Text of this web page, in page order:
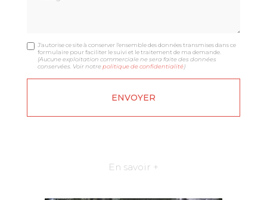
J'autorise ce site à conserver l'ensemble des données transmises dans ce
formulaire pour faciliter le suivi et le traitement de ma demande.
(Aucune exploitation commerciale ne sera faite des données
conservées. Voir notrepolitique de confidentialité)
En savoir +